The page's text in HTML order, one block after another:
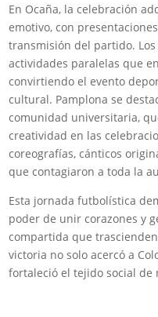
En Ocaña, la celebración
emotivo, con
transmisión del partido.
actividades paralelas que
convirtiendo el evento
cultural. Pamplona se
comunidad universitaria,
creatividad en las
coreografías, cánticos
que contagiaron a toda la
Esta jornada futbolística
poder de unir corazones y
compartida que
victoria no solo acercó a
fortaleció el tejido social de